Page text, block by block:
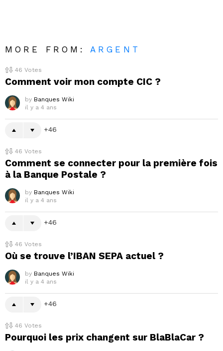
MORE FROM:ARGENT
46 Votes
Comment voir mon compte CIC ?
by Banques Wiki
il y a 4 ans
46
46 Votes
Comment se connecter pour la première fois
à la Banque Postale ?
by Banques Wiki
il y a 4 ans
46
46 Votes
Où se trouve l’IBAN SEPA actuel ?
by Banques Wiki
il y a 4 ans
46
46 Votes
Pourquoi les prix changent sur BlaBlaCar ?